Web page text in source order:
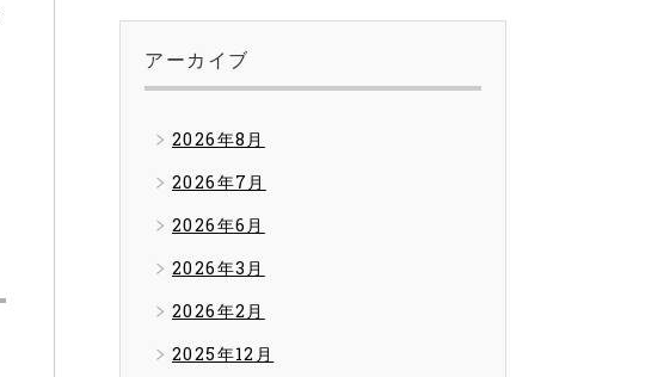
アーカイブ
2026年8月
2026年7月
2026年6月
2026年3月
2026年2月
2025年12月